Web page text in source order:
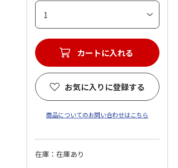
カートに入れる
お気に入りに登録する
商品についてのお問い合わせはこちら
在庫：在庫あり